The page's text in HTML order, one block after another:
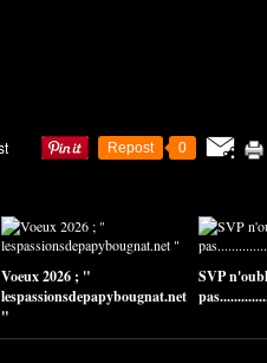
Repost 0
Voeux 2026 ; "
lespassionsdepapybougnat.net
"
SVP